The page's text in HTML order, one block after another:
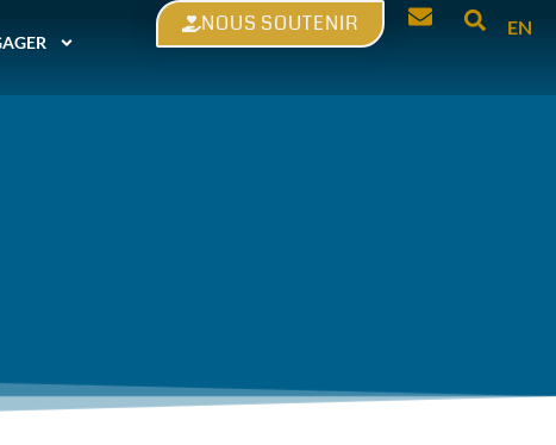
NOUS SOUTENIR EN